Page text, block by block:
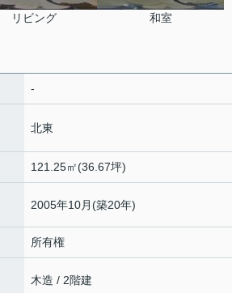
リビング 和室
-
北東
121.25㎡(36.67坪)
2005年10月(築20年)
所有権
木造 / 2階建